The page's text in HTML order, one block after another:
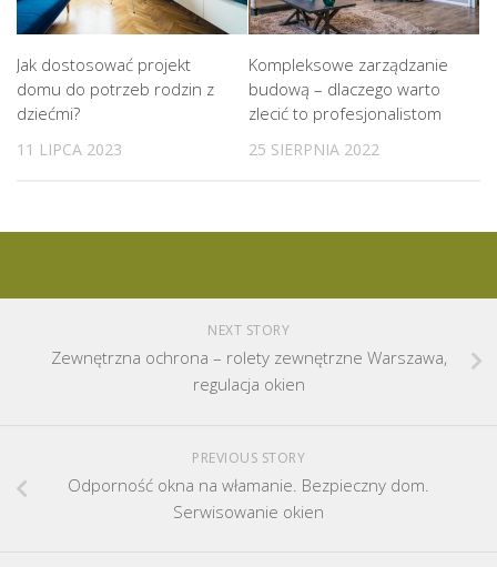
Jak dostosować projekt
domu do potrzeb rodzin z
dziećmi?
11 LIPCA 2023
Kompleksowe zarządzanie
budową – dlaczego warto
zlecić to profesjonalistom
25 SIERPNIA 2022
NEXT STORY
Zewnętrzna ochrona – rolety zewnętrzne Warszawa,
regulacja okien
PREVIOUS STORY
Odporność okna na włamanie. Bezpieczny dom.
Serwisowanie okien